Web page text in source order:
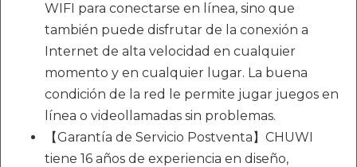
WIFI para conectarse en línea, sino que
también puede disfrutar de la conexión a
Internet de alta velocidad en cualquier
momento y en cualquier lugar. La buena
condición de la red le permite jugar juegos en
línea o videollamadas sin problemas.
【Garantía de Servicio Postventa】CHUWI
tiene 16 años de experiencia en diseño,